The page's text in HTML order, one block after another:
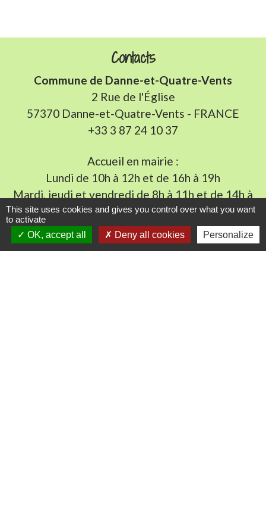
Contacts
Commune de Danne-et-Quatre-Vents
2 Rue de l'Église
57370 Danne-et-Quatre-Vents - FRANCE
+33 3 87 24 10 37
Accueil en mairie :
Lundi de 10h à 12h et de 16h à 19h
Mardi, jeudi et vendredi de 8h à 11h et de 14h à
16h (fermé le mercredi).
E-mail : mairie.danne-4-vents.57@orange.fr
This site uses cookies and gives you control over what you want
to activate
OK, accept all
Deny all cookies Personalize